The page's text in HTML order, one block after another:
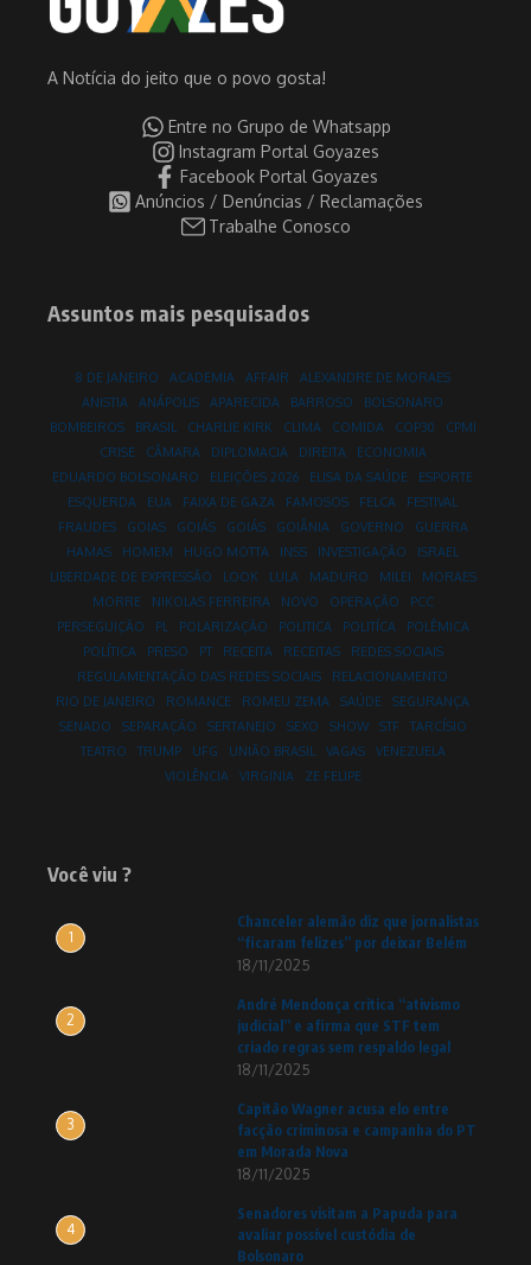
A Notícia do jeito que o povo gosta!
Entre no Grupo de Whatsapp
Instagram Portal Goyazes
Facebook Portal Goyazes
Anúncios / Denúncias / Reclamações
Trabalhe Conosco
Assuntos mais pesquisados
8 DE JANEIRO ACADEMIA AFFAIR
ALEXANDRE DE MORAES
ANISTIA
ANÁPOLIS APARECIDA BARROSO
BOLSONARO
BOMBEIROS
BRASIL CHARLIE KIRK CLIMA COMIDA COP30
CPMI
CRISE
CÂMARA DIPLOMACIA DIREITA
ECONOMIA
EDUARDO BOLSONARO
ELEIÇÕES 2026 ELISA DA SAÚDE
ESPORTE
ESQUERDA
EUA FAIXA DE GAZA FAMOSOS FELCA
FESTIVAL
FRAUDES
GOIAS GOIÁS GOIÁS GOIÂNIA GOVERNO
GUERRA
HAMAS
HOMEM HUGO MOTTA INSS INVESTIGAÇÃO
ISRAEL
LIBERDADE DE EXPRESSÃO
LOOK LULA MADURO MILEI
MORAES
MORRE
NIKOLAS FERREIRA NOVO OPERAÇÃO
PCC
PERSEGUIÇÃO
PL POLARIZAÇÃO POLITICA POLITÍCA
POLÊMICA
POLÍTICA
PRESO PT RECEITA RECEITAS
REDES SOCIAIS
REGULAMENTAÇÃO DAS REDES SOCIAIS
RELACIONAMENTO
RIO DE JANEIRO
ROMANCE ROMEU ZEMA SAÚDE
SEGURANÇA
SENADO
SEPARAÇÃO SERTANEJO SEXO SHOW STF
TARCÍSIO
TEATRO
TRUMP UFG UNIÃO BRASIL VAGAS
VENEZUELA
VIOLÊNCIA
VIRGINIA ZE FELIPE
Você viu ?
1
Chanceler alemão diz que jornalistas
“ficaram felizes” por deixar Belém
18/11/2025
2
André Mendonça critica “ativismo
judicial” e afirma que STF tem
criado regras sem respaldo legal
18/11/2025
3
Capitão Wagner acusa elo entre
facção criminosa e campanha do PT
em Morada Nova
18/11/2025
4
Senadores visitam a Papuda para
avaliar possível custódia de
Bolsonaro